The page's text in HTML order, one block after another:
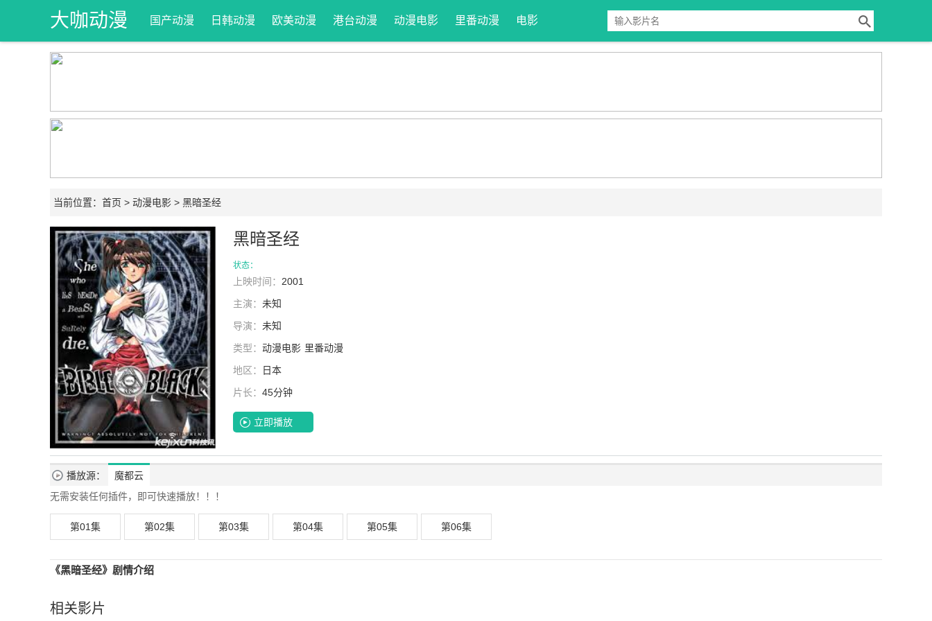
大咖动漫
网
国产动漫 日韩动漫 欧美动漫 港台动漫 动漫电影 里番动漫 电影
当前位置： 首页 > 动漫电影 > 黑暗圣经
黑暗圣经
状态：
上映时间： 2001
主演： 未知
导演： 未知
类型： 动漫电影 里番动漫
地区：
日本
片长： 45分钟
立即播放
播放源：
魔都云
无需安装任何插件，即可快速播放！！！
第01集 第02集 第03集 第04集 第05集 第06集
《黑暗圣经》剧情介绍
相关影片